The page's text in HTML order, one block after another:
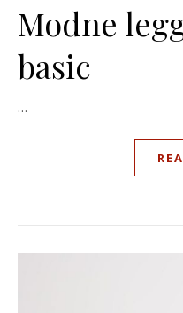
Modne
basic
…